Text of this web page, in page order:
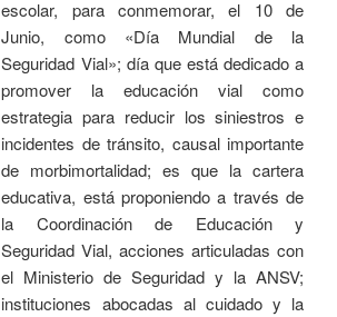
escolar, para conmemorar, el 10 de
Junio, como «Día Mundial de la
Seguridad Vial»; día que está dedicado a
promover la educación vial como
estrategia para reducir los siniestros e
incidentes de tránsito, causal importante
de morbimortalidad; es que la cartera
educativa, está proponiendo a través de
la Coordinación de Educación y
Seguridad Vial, acciones articuladas con
el Ministerio de Seguridad y la ANSV;
instituciones abocadas al cuidado y la